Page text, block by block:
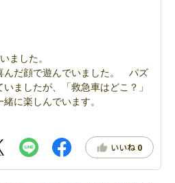
ました。
んだ顔で遊んでいました。 パズ
ましたが、「救急車はどこ？」
に楽しんでいます。
いいね 0